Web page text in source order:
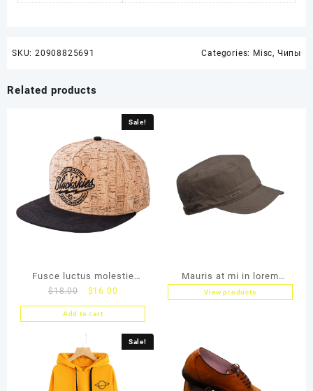
SKU: 20908825691 Categories: Misc, Чипы
Related products
Sale!
Fusce luctus molestie
lacus
$18.00 $16.00
Add to cart
Mauris at mi in lorem
aliquet
View products
Sale!